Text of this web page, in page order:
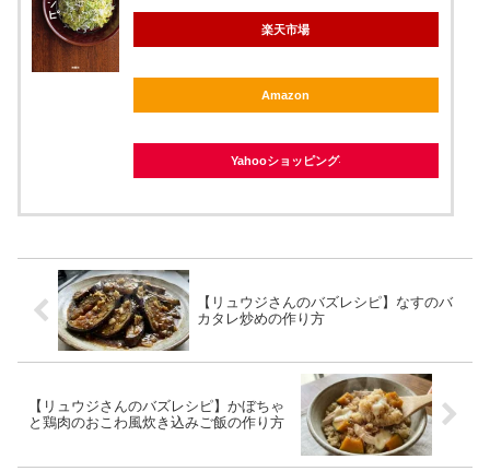
楽天市場
Amazon
Yahooショッピング
【リュウジさんのバズレシピ】なすのバ
カタレ炒めの作り方
【リュウジさんのバズレシピ】かぼちゃ
と鶏肉のおこわ風炊き込みご飯の作り方